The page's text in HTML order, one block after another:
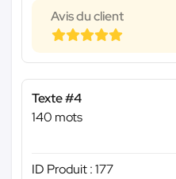
Avis du client
Texte #4
140 mots
ID Produit : 177